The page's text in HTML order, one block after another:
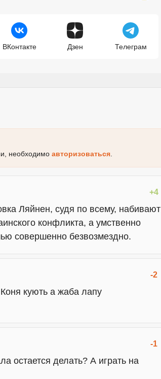
ВКонтакте Дзен Телеграм
необходимо авторизоваться
+4
Ляйнен, судя по всему, набивают
конфликта, а умственно
совершенно безвозмездно.
-2
кують а жаба лапу
-1
остается делать? А играть на